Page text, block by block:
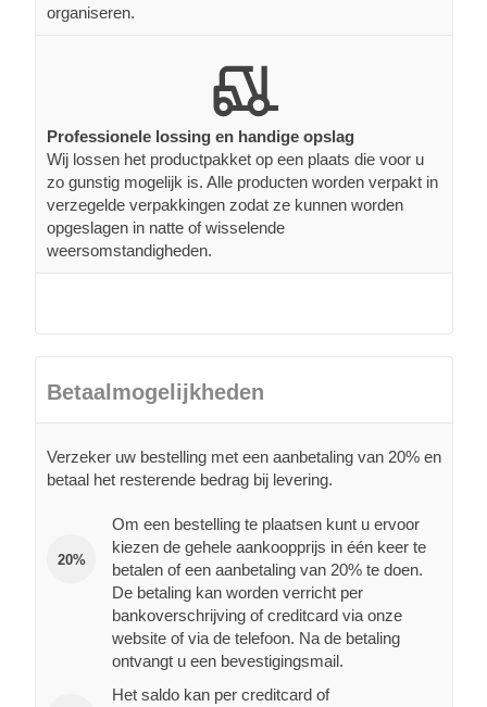
organiseren.
Professionele lossing en handige opslag
Wij lossen het productpakket op een plaats die voor u
zo gunstig mogelijk is. Alle producten worden verpakt in
verzegelde verpakkingen zodat ze kunnen worden
opgeslagen in natte of wisselende
weersomstandigheden.
Betaalmogelijkheden
Verzeker uw bestelling met een aanbetaling van 20% en
betaal het resterende bedrag bij levering.
20%
Om een bestelling te plaatsen kunt u ervoor
kiezen de gehele aankoopprijs in één keer te
betalen of een aanbetaling van 20% te doen.
De betaling kan worden verricht per
bankoverschrijving of creditcard via onze
website of via de telefoon. Na de betaling
ontvangt u een bevestigingsmail.
Het saldo kan per creditcard of